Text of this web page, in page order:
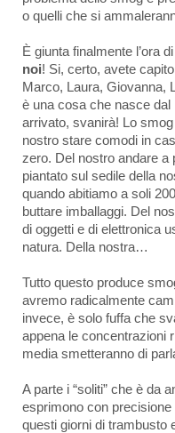
o quelli che si
È giunta finalmente l’ora
noi! Si, certo, avete
Marco, Laura, Giovanna,
è una cosa che nasce
arrivato, svanirà! Lo
nostro stare comodi in
zero. Del nostro andare a
piantato sul sedile della
quando abitiamo a soli
buttare imballaggi. Del
di oggetti e di elettronica
natura. Della nostra…
Tutto questo produce
avremo radicalmente
invece, è solo fuffa che
appena le concentrazioni
media smetteranno di
A parte i “soliti” che è da
esprimono con
questi giorni di trambusto